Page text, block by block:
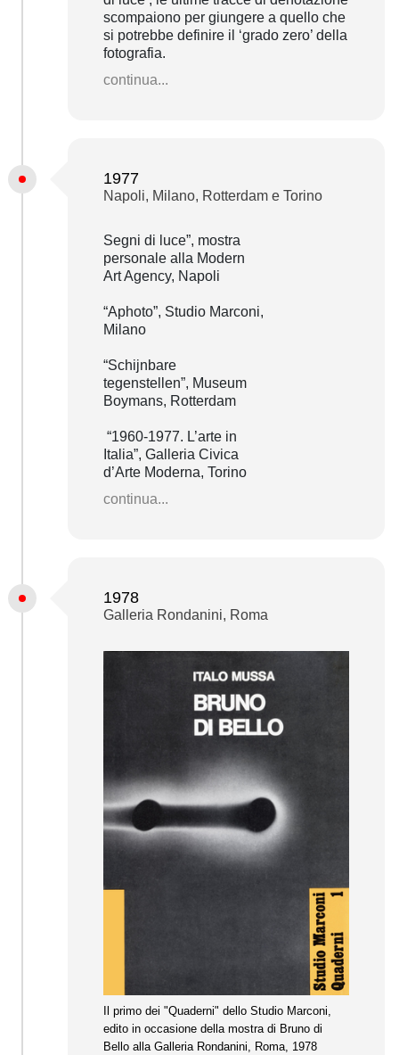
scompaiono per giungere a quello che
si potrebbe definire il ‘grado zero’ della
fotografia.
continua...
1977
Napoli, Milano, Rotterdam e Torino
Segni di luce”, mostra
personale alla Modern
Art Agency, Napoli
“Aphoto”, Studio Marconi,
Milano
“Schijnbare
tegenstellen”, Museum
Boymans, Rotterdam
“1960-1977. L’arte in
Italia”, Galleria Civica
d’Arte Moderna, Torino
continua...
1978
Galleria Rondanini, Roma
Il primo dei "Quaderni" dello Studio Marconi,
edito in occasione della mostra di Bruno di
Bello alla Galleria Rondanini, Roma, 1978